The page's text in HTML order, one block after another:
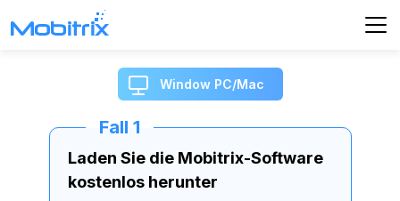
Window PC/Mac
Fall 1
Laden Sie die Mobitrix-Software
kostenlos herunter